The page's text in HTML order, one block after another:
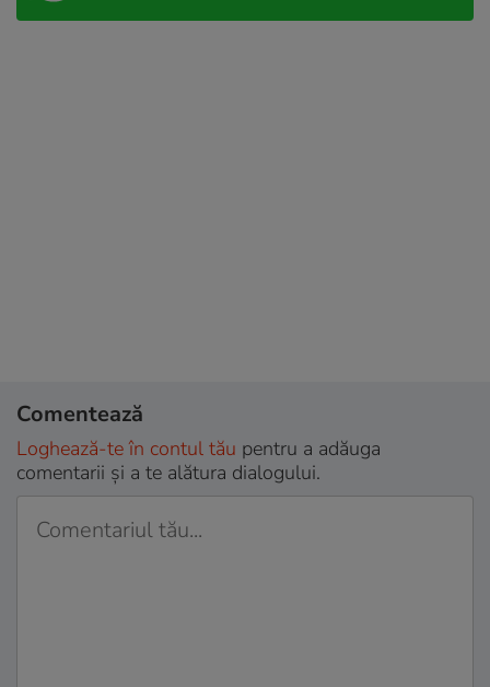
Comentează
Loghează-te în contul tău pentru a adăuga
comentarii și a te alătura dialogului.